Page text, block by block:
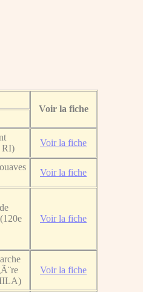
Voir la fiche
RI)
Voir la fiche
Voir la fiche
Voir la fiche
Voir la fiche